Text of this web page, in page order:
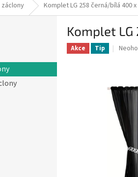
Komplet LG 258 černá/bílá 400 x
Komplet
Akce Tip
0,0
5